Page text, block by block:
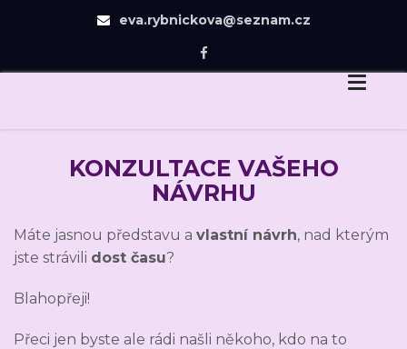
eva.rybnickova@seznam.cz
content
KONZULTACE VAŠEHO
NÁVRHU
Máte jasnou představu a vlastní návrh, nad kterým
jste strávili dost času?
Blahopřeji!
Přeci jen byste ale rádi našli někoho, kdo na to